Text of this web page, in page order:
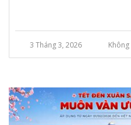
3 Tháng 3, 2026